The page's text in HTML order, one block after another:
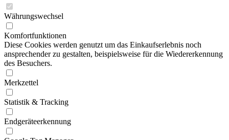
Währungswechsel
Komfortfunktionen
Diese Cookies werden genutzt um das Einkaufserlebnis noch
ansprechender zu gestalten, beispielsweise für die Wiedererkennung
des Besuchers.
Merkzettel
Statistik & Tracking
Endgeräteerkennung